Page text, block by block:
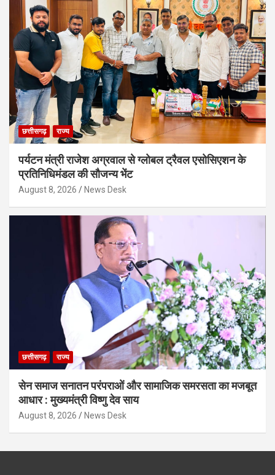
छत्तीसगढ़ राज्य
पर्यटन मंत्री राजेश अग्रवाल से ग्लोबल ट्रैवल एसोसिएशन के
प्रतिनिधिमंडल की सौजन्य भेंट
August 8, 2026 News Desk
छत्तीसगढ़ राज्य
सेन समाज सनातन परंपराओं और सामाजिक समरसता का मजबूत
आधार : मुख्यमंत्री विष्णु देव साय
August 8, 2026 News Desk